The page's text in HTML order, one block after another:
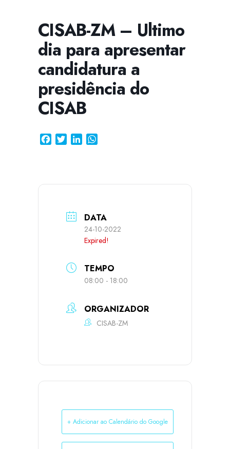
CISAB-ZM – Ultimo
dia para apresentar
candidatura a
presidência do
CISAB
FacebookTwitterLinkedIn
DATA
24-10-2022
Expired!
TEMPO
08:00 - 18:00
ORGANIZADOR
CISAB-ZM
+ Adicionar ao Calendário do Google
CISSA
Assistente Virtual do CISAB